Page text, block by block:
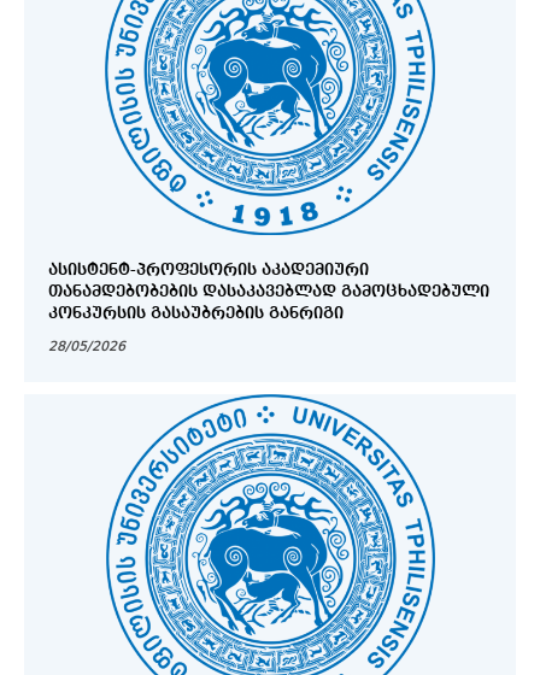
ᲐᲡᲘᲡᲢᲔᲜᲢ-ᲞᲠᲝᲤᲔᲡᲝᲠᲘᲡ ᲐᲙᲐᲓᲔᲛᲘᲣᲠᲘ
ᲗᲐᲜᲐᲛᲓᲔᲑᲝᲑᲔᲑᲘᲡ ᲓᲐᲡᲐᲙᲐᲕᲔᲑᲚᲐᲓ ᲒᲐᲛᲝᲪᲮᲐᲓᲔᲑᲣᲚᲘ
ᲙᲝᲜᲙᲣᲠᲡᲘᲡ ᲒᲐᲡᲐᲣᲑᲠᲔᲑᲘᲡ ᲒᲐᲜᲠᲘᲒᲘ
28/05/2026